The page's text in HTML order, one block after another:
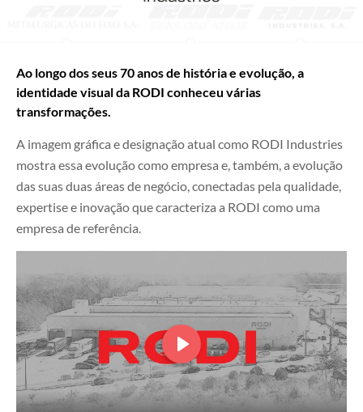
Ao longo dos seus 70 anos de história e evolução, a
identidade visual da RODI conheceu várias
transformações.
A imagem gráfica e designação atual como RODI Industries
mostra essa evolução como empresa e, também, a evolução
das suas duas áreas de negócio, conectadas pela qualidade,
expertise e inovação que caracteriza a RODI como uma
empresa de referência.
Play